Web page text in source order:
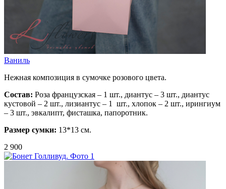
Ваниль
Нежная композиция в сумочке розового цвета.
Состав: Роза французская – 1 шт., диантус – 3 шт., диантус
кустовой – 2 шт., лизиантус – 1 шт., хлопок – 2 шт., ирингиум
– 3 шт., эвкалипт, фисташка, папоротник.
Размер сумки: 13*13 см.
2 900